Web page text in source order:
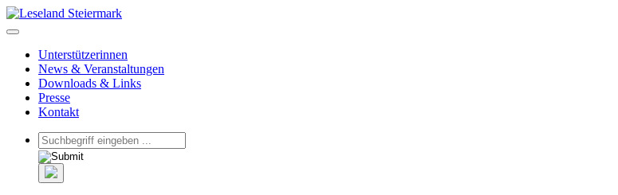
Unterstützerinnen
News & Veranstaltungen
Downloads & Links
Presse
Kontakt